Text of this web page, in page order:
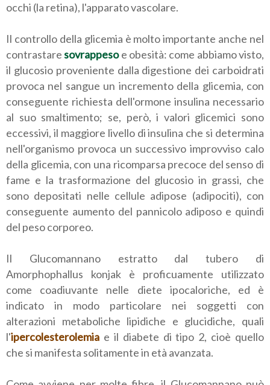
occhi (la retina), l'apparato vascolare.
Il controllo della glicemia è molto importante anche nel
contrastaresovrappesoe obesità: come abbiamo visto,
il glucosio proveniente dalla digestione dei carboidrati
provoca nel sangue un incremento della glicemia, con
conseguente richiesta dell'ormone insulina necessario
al suo smaltimento; se, però, i valori glicemici sono
eccessivi, il maggiore livello di insulina che si determina
nell'organismo provoca un successivo improvviso calo
della glicemia, con una ricomparsa precoce del senso di
fame e la trasformazione del glucosio in grassi, che
sono depositati nelle cellule adipose (adipociti), con
conseguente aumento del pannicolo adiposo e quindi
del peso corporeo.
Il Glucomannano estratto dal tubero di
Amorphophallus konjak è proficuamente utilizzato
come coadiuvante nelle diete ipocaloriche, ed è
indicato in modo particolare nei soggetti con
alterazioni metaboliche lipidiche e glucidiche, quali
l'ipercolesterolemia e il diabete di tipo 2, cioè quello
che si manifesta solitamente in età avanzata.